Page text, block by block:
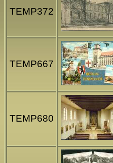
TEMP372
TEMP667
TEMP680